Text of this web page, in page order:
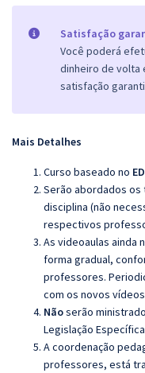
Satisfação
Você poderá
dinheiro de volta
satisfação
Mais Detalhes
Curso baseado no
Serão abordados
disciplina (não
respectivos
As videoaulas ainda
forma gradual,
professores.
com os novos
Nãoserão
Legislação
A coordenação
professores, está